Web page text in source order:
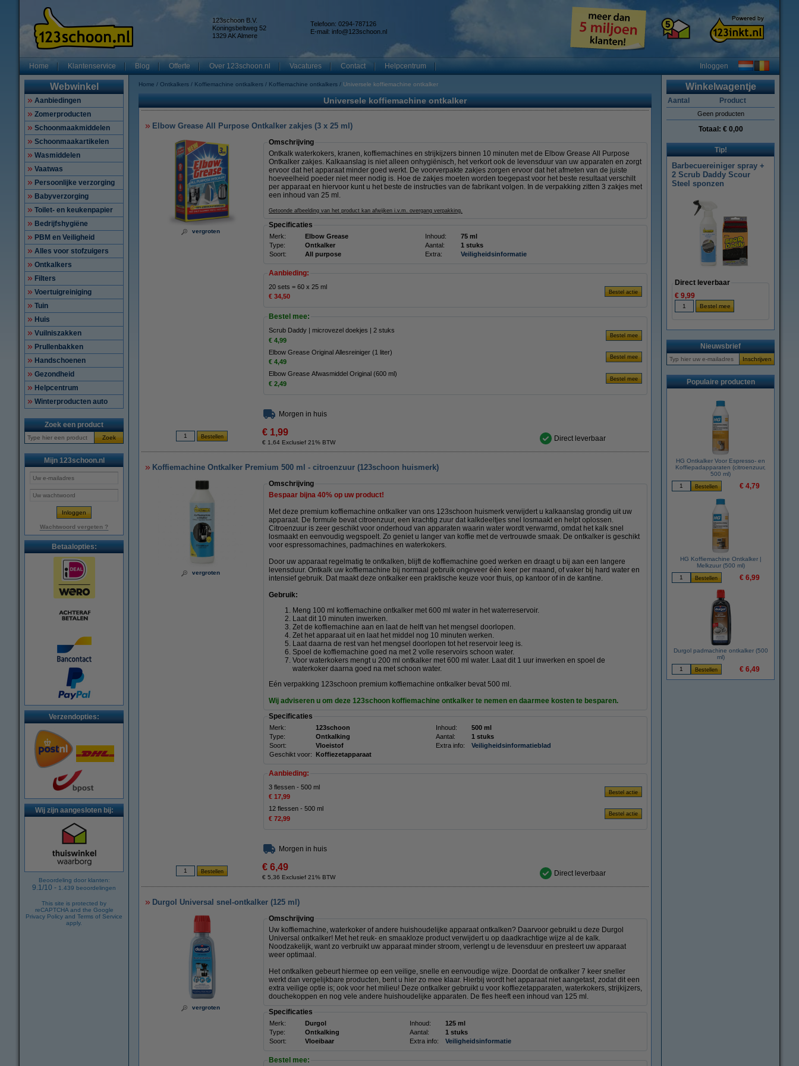
123schoon B.V.
Koningsbeltweg 52
1329 AK Almere
Telefoon: 0294-787126
E-mail: info@123schoon.nl
Home Klantenservice Blog Offerte Over 123schoon.nl Vacatures Contact Helpcentrum Inloggen
Webwinkel
Aanbiedingen
Zomerproducten
Schoonmaakmiddelen
Schoonmaakartikelen
Wasmiddelen
Vaatwas
Persoonlijke verzorging
Babyverzorging
Toilet- en keukenpapier
Bedrijfshygiëne
PBM en Veiligheid
Alles voor stofzuigers
Ontkalkers
Filters
Voertuigreiniging
Tuin
Huis
Vuilniszakken
Prullenbakken
Handschoenen
Gezondheid
Helpcentrum
Winterproducten auto
Zoek een product
Zoek
Mijn 123schoon.nl
Wachtwoord vergeten ?
Betaalopties:
Verzendopties:
Wij zijn aangesloten bij:
Beoordeling door klanten:
9.1/10 - 1.439 beoordelingen
This site is protected by
reCAPTCHA and the Google
Privacy Policy and Terms of Service
apply.
Home Ontkalkers Koffiemachine ontkalkers Koffiemachine ontkalkers Universele koffiemachine ontkalker
Universele koffiemachine ontkalker
Elbow Grease All Purpose Ontkalker zakjes (3 x 25 ml)
vergroten
Omschrijving
Ontkalk waterkokers, kranen, koffiemachines en strijkijzers binnen 10 minuten met de Elbow Grease All Purpose
Ontkalker zakjes. Kalkaanslag is niet alleen onhygiënisch, het verkort ook de levensduur van uw apparaten en zorgt
ervoor dat het apparaat minder goed werkt. De voorverpakte zakjes zorgen ervoor dat het afmeten van de juiste
hoeveelheid poeder niet meer nodig is. Hoe de zakjes moeten worden toegepast voor het beste resultaat verschilt
per apparaat en hiervoor kunt u het beste de instructies van de fabrikant volgen. In de verpakking zitten 3 zakjes met
een inhoud van 25 ml.
Getoonde afbeelding van het product kan afwijken i.v.m. overgang verpakking.
Specificaties
Merk: Elbow Grease Inhoud:
75 ml
Type:
Ontkalker Aantal:
1 stuks
Soort:
All purpose Extra: Veiligheidsinformatie
Aanbieding:
20 sets = 60 x 25 ml
€ 34,50
Bestel mee:
Scrub Daddy | microvezel doekjes | 2 stuks
€ 4,99
Elbow Grease Original Allesreiniger (1 liter)
€ 4,49
Elbow Grease Afwasmiddel Original (600 ml)
€ 2,49
Morgen in huis
€ 1,99
€ 1,64 Exclusief 21% BTW Direct leverbaar
Koffiemachine Ontkalker Premium 500 ml - citroenzuur (123schoon huismerk)
vergroten
Omschrijving
Bespaar bijna 40% op uw product!
Met deze premium koffiemachine ontkalker van ons 123schoon huismerk verwijdert u kalkaanslag grondig uit uw
apparaat. De formule bevat citroenzuur, een krachtig zuur dat kalkdeeltjes snel losmaakt en helpt oplossen.
Citroenzuur is zeer geschikt voor onderhoud van apparaten waarin water wordt verwarmd, omdat het kalk snel
losmaakt en eenvoudig wegspoelt. Zo geniet u langer van koffie met de vertrouwde smaak. De ontkalker is geschikt
voor espressomachines, padmachines en waterkokers.
Door uw apparaat regelmatig te ontkalken, blijft de koffiemachine goed werken en draagt u bij aan een langere
levensduur. Ontkalk uw koffiemachine bij normaal gebruik ongeveer één keer per maand, of vaker bij hard water en
intensief gebruik. Dat maakt deze ontkalker een praktische keuze voor thuis, op kantoor of in de kantine.
Gebruik:
Meng 100 ml koffiemachine ontkalker met 600 ml water in het waterreservoir.
Laat dit 10 minuten inwerken.
Zet de koffiemachine aan en laat de helft van het mengsel doorlopen.
Zet het apparaat uit en laat het middel nog 10 minuten werken.
Laat daarna de rest van het mengsel doorlopen tot het reservoir leeg is.
Spoel de koffiemachine goed na met 2 volle reservoirs schoon water.
Voor waterkokers mengt u 200 ml ontkalker met 600 ml water. Laat dit 1 uur inwerken en spoel de
waterkoker daarna goed na met schoon water.
Eén verpakking 123schoon premium koffiemachine ontkalker bevat 500 ml.
Wij adviseren u om deze 123schoon koffiemachine ontkalker te nemen en daarmee kosten te besparen.
Specificaties
Merk: 123schoon Inhoud:
500 ml
Type:
Ontkalking Aantal:
1 stuks
Soort:
Vloeistof Extra info:
Veiligheidsinformatieblad
Geschikt voor: Koffiezetapparaat
Aanbieding:
3 flessen - 500 ml
€ 17,99
12 flessen - 500 ml
€ 72,99
Morgen in huis
€ 6,49
€ 5,36 Exclusief 21% BTW Direct leverbaar
Durgol Universal snel-ontkalker (125 ml)
vergroten
Omschrijving
Uw koffiemachine, waterkoker of andere huishoudelijke apparaat ontkalken? Daarvoor gebruikt u deze Durgol
Universal ontkalker! Met het reuk- en smaakloze product verwijdert u op daadkrachtige wijze al de kalk.
Noodzakelijk, want zo verbruikt uw apparaat minder stroom, verlengt u de levensduur en presteert uw apparaat
weer optimaal.
Het ontkalken gebeurt hiermee op een veilige, snelle en eenvoudige wijze. Doordat de ontkalker 7 keer sneller
werkt dan vergelijkbare producten, bent u hier zo mee klaar. Hierbij wordt het apparaat niet aangetast, zodat dit een
extra veilige optie is; ook voor het milieu! Deze ontkalker gebruikt u voor koffiezetapparaten, waterkokers, strijkijzers,
douchekoppen en nog vele andere huishoudelijke apparaten. De fles heeft een inhoud van 125 ml.
Specificaties
Merk: Durgol Inhoud:
125 ml
Type:
Ontkalking Aantal:
1 stuks
Soort:
Vloeibaar Extra info: Veiligheidsinformatie
Bestel mee:
Winkelwagentje
Aantal Product
Geen producten
Totaal: € 0,00
Tip!
Barbecuereiniger spray +
2 Scrub Daddy Scour
Steel sponzen
Direct leverbaar
€ 9,99
Nieuwsbrief
Populaire producten
HG Ontkalker Voor Espresso- en
Koffiepadapparaten (citroenzuur,
500 ml)
€ 4,79
HG Koffiemachine Ontkalker |
Melkzuur (500 ml)
€ 6,99
Durgol padmachine ontkalker (500
ml)
€ 6,49